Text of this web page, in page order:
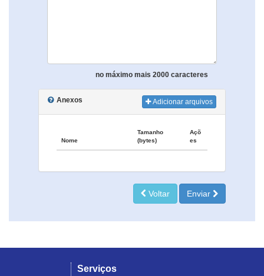
no máximo mais 2000 caracteres
Anexos Adicionar arquivos
Nome
Tamanho
(bytes)
Açõ
es
Voltar Enviar
Serviços